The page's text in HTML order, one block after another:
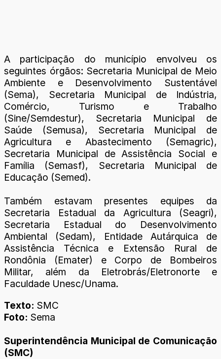
A participação do município envolveu os
seguintes órgãos: Secretaria Municipal de Meio
Ambiente e Desenvolvimento Sustentável
(Sema), Secretaria Municipal de Indústria,
Comércio, Turismo e Trabalho
(Sine/Semdestur), Secretaria Municipal de
Saúde (Semusa), Secretaria Municipal de
Agricultura e Abastecimento (Semagric),
Secretaria Municipal de Assistência Social e
Família (Semasf), Secretaria Municipal de
Educação (Semed).
Também estavam presentes equipes da
Secretaria Estadual da Agricultura (Seagri),
Secretaria Estadual do Desenvolvimento
Ambiental (Sedam), Entidade Autárquica de
Assistência Técnica e Extensão Rural de
Rondônia (Emater) e Corpo de Bombeiros
Militar, além da Eletrobrás/Eletronorte e
Faculdade Unesc/Unama.
Texto: SMC
Foto: Sema
Superintendência Municipal de Comunicação
(SMC)